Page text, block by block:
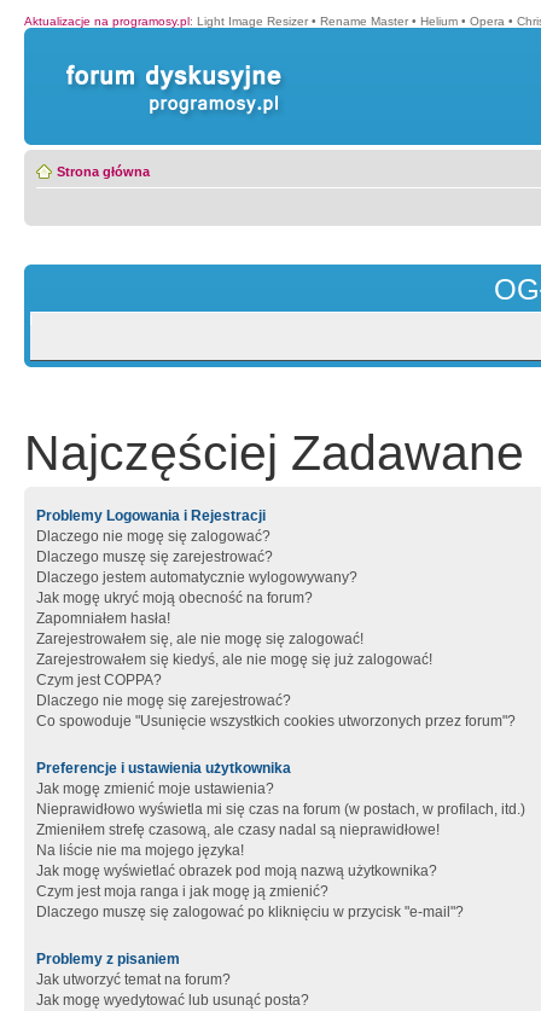
Aktualizacje na programosy.pl: Light Image Resizer • Rename Master • Helium • Opera •
Strona główna
Najczęściej Zadawane
Problemy Logowania i Rejestracji
Dlaczego nie mogę się zalogować?
Dlaczego muszę się zarejestrować?
Dlaczego jestem automatycznie wylogowywany?
Jak mogę ukryć moją obecność na forum?
Zapomniałem hasła!
Zarejestrowałem się, ale nie mogę się zalogować!
Zarejestrowałem się kiedyś, ale nie mogę się już zalogować!
Czym jest COPPA?
Dlaczego nie mogę się zarejestrować?
Co spowoduje "Usunięcie wszystkich cookies utworzonych przez forum"?
Preferencje i ustawienia użytkownika
Jak mogę zmienić moje ustawienia?
Nieprawidłowo wyświetla mi się czas na forum (w postach, w profilach, itd.)
Zmieniłem strefę czasową, ale czasy nadal są nieprawidłowe!
Na liście nie ma mojego języka!
Jak mogę wyświetlać obrazek pod moją nazwą użytkownika?
Czym jest moja ranga i jak mogę ją zmienić?
Dlaczego muszę się zalogować po kliknięciu w przycisk "e-mail"?
Problemy z pisaniem
Jak utworzyć temat na forum?
Jak mogę wyedytować lub usunąć posta?